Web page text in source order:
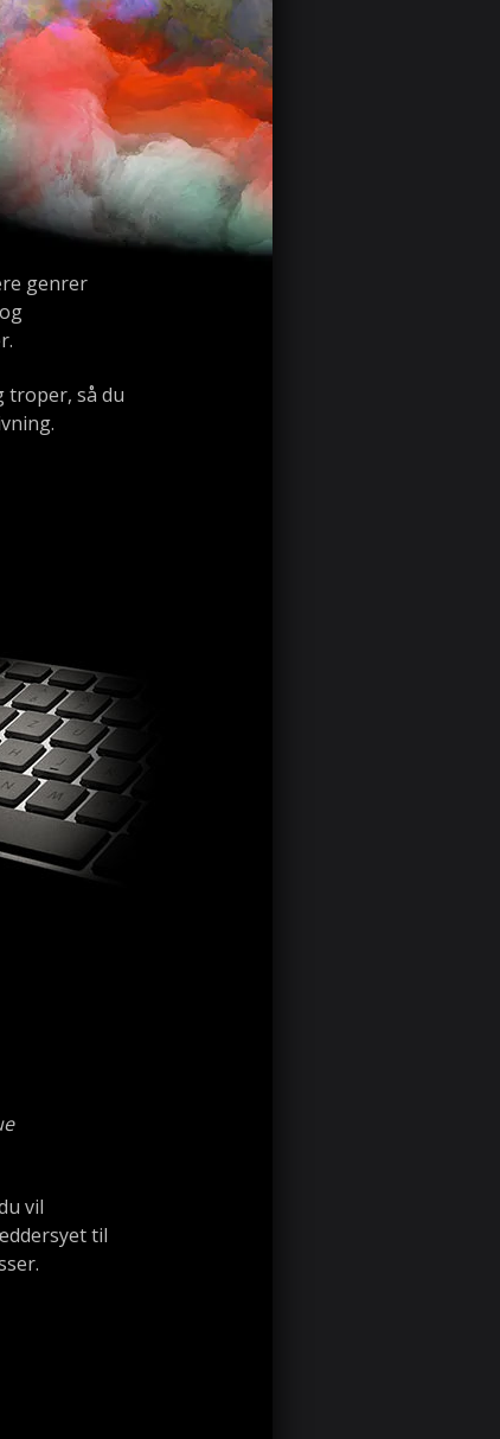
genrer
så du
vil
til